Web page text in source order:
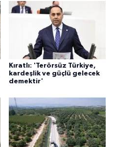
Kıratlı: 'Terörsüz Türkiye,
kardeşlik ve güçlü gelecek
demektir'